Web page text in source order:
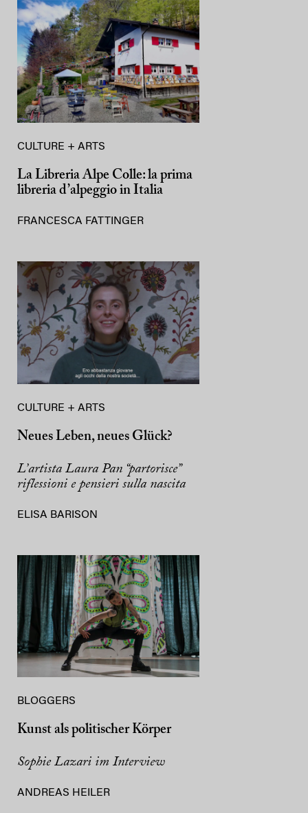
CULTURE + ARTS
La Libreria Alpe Colle: la prima
libreria d’alpeggio in Italia
FRANCESCA FATTINGER
CULTURE + ARTS
Neues Leben, neues Glück?
L’artista Laura Pan “partorisce”
riflessioni e pensieri sulla nascita
ELISA BARISON
BLOGGERS
Kunst als politischer Körper
Sophie Lazari im Interview
ANDREAS HEILER